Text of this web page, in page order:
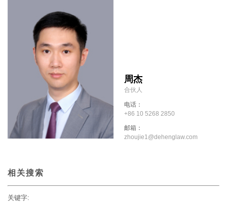
周杰
合伙人
电话：
+86 10 5268 2850
邮箱：
zhoujie1@dehenglaw.com
相关搜索
关键字: